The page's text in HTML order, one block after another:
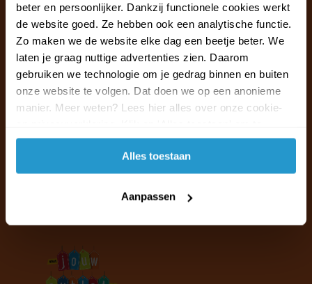
beter en persoonlijker. Dankzij functionele cookies werkt
de website goed. Ze hebben ook een analytische functie.
Zo maken we de website elke dag een beetje beter. We
laten je graag nuttige advertenties zien. Daarom
gebruiken we technologie om je gedrag binnen en buiten
onze website te volgen. Dat doen we op een anonieme
manier. Meer weten? Lees hier alles over onze cookie-
accepteren.
Alles toestaan
Aanpassen
Klantenservice & FAQ
Wij staan voor u klaar.
Ma t/m vr van 09:30 - 16:00 telefonisch
+31 (0)13 785 62 41
Naar de klantenservice & FAQ
info@jouwoutlet.nl